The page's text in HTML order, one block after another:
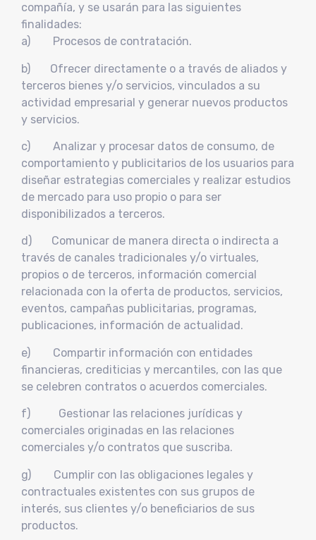
compañía, y se usarán para las siguientes
finalidades:
a) Procesos de contratación.
b) Ofrecer directamente o a través de aliados y
terceros bienes y/o servicios, vinculados a su
actividad empresarial y generar nuevos productos
y servicios.
c) Analizar y procesar datos de consumo, de
comportamiento y publicitarios de los usuarios para
diseñar estrategias comerciales y realizar estudios
de mercado para uso propio o para ser
disponibilizados a terceros.
d) Comunicar de manera directa o indirecta a
través de canales tradicionales y/o virtuales,
propios o de terceros, información comercial
relacionada con la oferta de productos, servicios,
eventos, campañas publicitarias, programas,
publicaciones, información de actualidad.
e) Compartir información con entidades
financieras, crediticias y mercantiles, con las que
se celebren contratos o acuerdos comerciales.
f) Gestionar las relaciones jurídicas y
comerciales originadas en las relaciones
comerciales y/o contratos que suscriba.
g) Cumplir con las obligaciones legales y
contractuales existentes con sus grupos de
interés, sus clientes y/o beneficiarios de sus
productos.